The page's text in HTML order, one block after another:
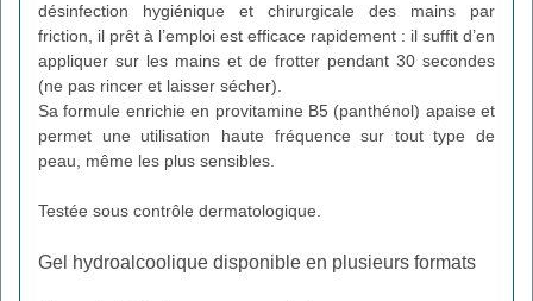
désinfection hygiénique et chirurgicale des mains par
friction, il prêt à l’emploi est efficace rapidement : il suffit d’en
appliquer sur les mains et de frotter pendant 30 secondes
(ne pas rincer et laisser sécher).
Sa formule enrichie en provitamine B5 (panthénol) apaise et
permet une utilisation haute fréquence sur tout type de
peau, même les plus sensibles.
Testée sous contrôle dermatologique.
Gel hydroalcoolique disponible en plusieurs formats